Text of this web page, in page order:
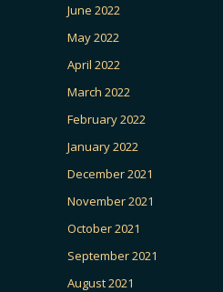
June 2022
May 2022
April 2022
March 2022
February 2022
January 2022
December 2021
November 2021
October 2021
September 2021
August 2021